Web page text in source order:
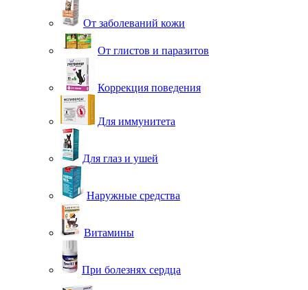
От заболеваний кожи
От глистов и паразитов
Коррекция поведения
Для иммунитета
Для глаз и ушей
Наружные средства
Витамины
При болезнях сердца